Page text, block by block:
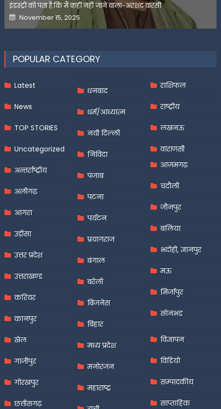
इंडस्ट्री को पता है कि मैं कहीं नहीं जाने वाला-अरशद वारसी
Posted
on
November 15, 2025
POPULAR CATEGORY
Latest
News
TOP STORIES
Uncategorized
अन्तर्राष्ट्रीय
अलीगढ़
आगरा
उड़ीसा
उत्तर प्रदेश
उत्तराखण्ड
करियर
कानपुर
खेल
गाजीपुर
गोरखपुर
छत्तीसगढ़
धनबाद
धर्म/आध्यात्म
नयी दिल्ली
निविदा
पंजाब
पटना
पर्यटन
प्रयागराज
बंगाल
बरेली
बिजनेस
बिहार
मध्य प्रदेश
मनोरंजन
महाराष्ट्र
राशिफल
राष्ट्रीय
लखनऊ
वाराणसी
आज़मगढ़
चंदौली
जौनपुर
बलिया
भदोही, ज्ञानपुर
मऊ
मिर्जापुर
सोनभद्र
विज्ञापन
विडियो
सम्पादकीय
साप्ताहिक